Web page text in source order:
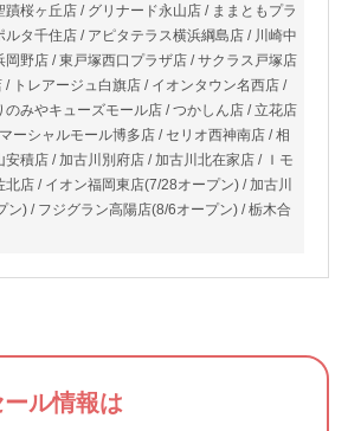
蹟桜ヶ丘店 / グリナード永山店 / ままともプラ
タ千住店 / アピタテラス横浜綱島店 / 川崎中
岡野店 / 東戸塚西口プラザ店 / サクラス戸塚店
/ トレアージュ白旗店 / イオンタウン名西店 /
のみやキューズモール店 / つかしん店 / 立花店
ーシャルモール博多店 / セリオ西神南店 / 相
積店 / 加古川別府店 / 加古川北在家店 / Ｉモ
店 / イオン福岡東店(7/28オープン) / 加古川
ン) / フジグラン高陽店(8/6オープン) / 栃木合
ル情報は